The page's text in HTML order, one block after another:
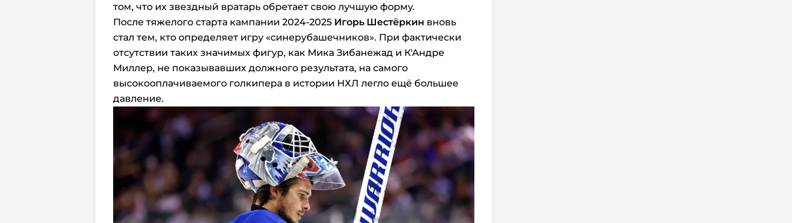
том, что их звездный вратарь обретает свою лучшую форму.
После тяжелого старта кампании 2024-2025 Игорь Шестёркин вновь
стал тем, кто определяет игру «синерубашечников». При фактически
отсутствии таких значимых фигур, как Мика Зибанежад и К'Андре
Миллер, не показывавших должного результата, на самого
высокооплачиваемого голкипера в истории НХЛ легло ещё большее
давление.